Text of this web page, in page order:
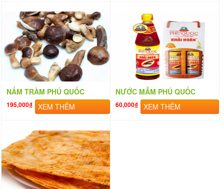
NẤM TRÀM PHÚ QUỐC
195,000₫ XEM THÊM
NƯỚC MẮM PHÚ QUỐC
60,000₫ XEM THÊM